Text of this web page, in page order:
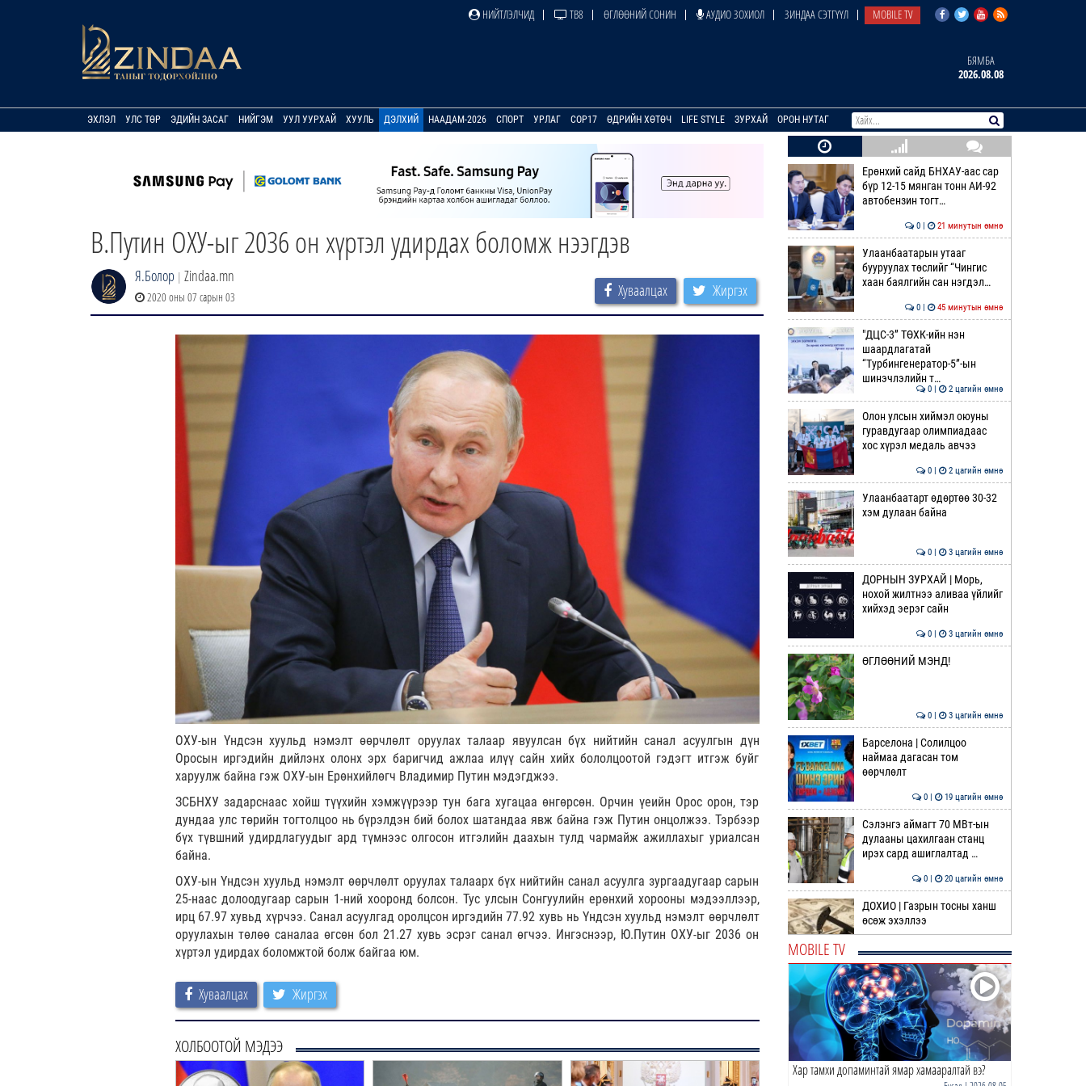
НИЙТЛЭЛЧИД ТВ8 ӨГЛӨӨНИЙ СОНИН АУДИО ЗОХИОЛ ЗИНДАА СЭТГҮҮЛ MOBILE TV
БЯМБА
2026.08.08
ЭХЛЭЛ УЛС ТӨР ЭДИЙН ЗАСАГ НИЙГЭМ УУЛ УУРХАЙ ХУУЛЬ ДЭЛХИЙ НААДАМ-2026 СПОРТ УРЛАГ COP17 ӨДРИЙН ХӨТӨЧ LIFE STYLE ЗУРХАЙ ОРОН НУТАГ
В.Путин ОХУ-ыг 2036 он хүртэл удирдах боломж нээгдэв
Я.Болор | Zindaa.mn
2020 оны 07 сарын 03 Хуваалцах Жиргэх
ОХУ-ын Үндсэн хуульд нэмэлт өөрчлөлт оруулах талаар явуулсан бүх нийтийн санал асуулгын дүн
Оросын иргэдийн дийлэнх олонх эрх баригчид ажлаа илүү сайн хийх бололцоотой гэдэгт итгэж буйг
харуулж байна гэж ОХУ-ын Ерөнхийлөгч Владимир Путин мэдэгджээ.
ЗСБНХУ задарснаас хойш түүхийн хэмжүүрээр тун бага хугацаа өнгөрсөн. Орчин үеийн Орос орон, тэр
дундаа улс төрийн тогтолцоо нь бүрэлдэн бий болох шатандаа явж байна гэж Путин онцолжээ. Тэрбээр
бүх түвшний удирдлагуудыг ард түмнээс олгосон итгэлийн даахын тулд чармайж ажиллахыг уриалсан
байна.
ОХУ-ын Үндсэн хуульд нэмэлт өөрчлөлт оруулах талаарх бүх нийтийн санал асуулга зургаадугаар сарын
25-наас долоодугаар сарын 1-ний хооронд болсон. Тус улсын Сонгуулийн ерөнхий хорооны мэдээллээр,
ирц 67.97 хувьд хүрчээ. Санал асуулгад оролцсон иргэдийн 77.92 хувь нь Үндсэн хуульд нэмэлт өөрчлөлт
оруулахын төлөө саналаа өгсөн бол 21.27 хувь эсрэг санал өгчээ. Ингэснээр, Ю.Путин ОХУ-ыг 2036 он
хүртэл удирдах боломжтой болж байгаа юм.
Хуваалцах Жиргэх
ХОЛБООТОЙ МЭДЭЭ
Ерөнхий сайд БНХАУ-аас сар
бүр 12-15 мянган тонн АИ-92
автобензин тогт…
0 | 21 минутын өмнө
Улаанбаатарын утааг
бууруулах төслийг “Чингис
хаан баялгийн сан нэгдэл…
0 | 45 минутын өмнө
"ДЦС-3” ТӨХК-ийн нэн
шаардлагатай
“Турбингенератор-5”-ын
шинэчлэлийн т…
0 | 2 цагийн өмнө
Олон улсын хиймэл оюуны
гуравдугаар олимпиадаас
хос хүрэл медаль авчээ
0 | 2 цагийн өмнө
Улаанбаатарт өдөртөө 30-32
хэм дулаан байна
0 | 3 цагийн өмнө
ДОРНЫН ЗУРХАЙ | Морь,
нохой жилтнээ аливаа үйлийг
хийхэд эерэг сайн
0 | 3 цагийн өмнө
ӨГЛӨӨНИЙ МЭНД!
0 | 3 цагийн өмнө
Барселона | Солилцоо
наймаа дагасан том
өөрчлөлт
0 | 19 цагийн өмнө
Сэлэнгэ аймагт 70 МВт-ын
дулааны цахилгаан станц
ирэх сард ашиглалтад …
0 | 20 цагийн өмнө
ДОХИО | Газрын тосны ханш
өсөж эхэллээ
Шатахуун дамлан борлуулсан
хоёр зөрчлийг илрүүлэн
шалгаж байна
1 | 20 цагийн өмнө
АҮЭБЯ: Шатахуун олгох
MOBILE TV
Хар тамхи допаминтай ямар хамааралтай вэ?